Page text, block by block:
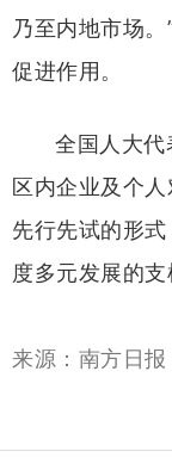
乃至内地市场
促进作用。
全国人大
区内企业及个
先行先试的形
度多元发展的支
来源：南方日报